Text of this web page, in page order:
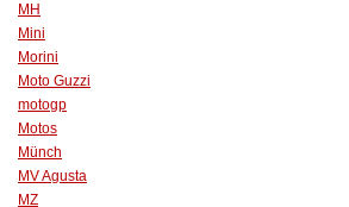
MH
Mini
Morini
Moto Guzzi
motogp
Motos
Münch
MV Agusta
MZ